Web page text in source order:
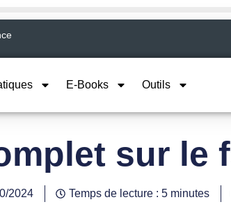
E-Books Outils
sur le
2024 Temps de lecture : 5 minutes